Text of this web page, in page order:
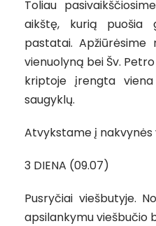
Toliau
aikštę, kurią puošia
pastatai. Apžiūrėsime
vienuolyną bei Šv.
kriptoje įrengta viena
saugyklų.
Atvykstame į nakvynės
3 DIENA (09.07)
Pusryčiai viešbutyje.
apsilankymu viešbučio